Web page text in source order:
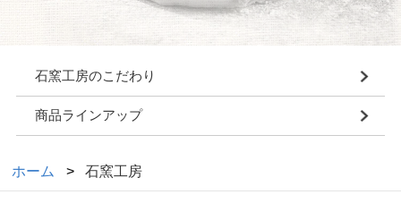
石窯工房のこだわり
商品ラインアップ
ホーム 石窯工房